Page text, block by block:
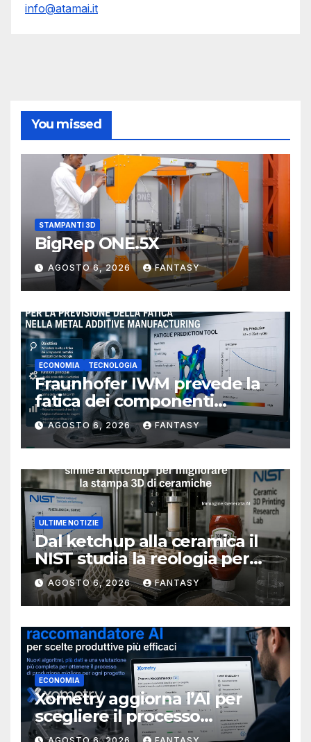
info@atamai.it
You missed
STAMPANTI 3D
BigRep ONE.5X
AGOSTO 6, 2026 FANTASY
ECONOMIA TECNOLOGIA
Fraunhofer IWM prevede la
fatica dei componenti
metallici stampati in 3D
AGOSTO 6, 2026 FANTASY
ULTIME NOTIZIE
Dal ketchup alla ceramica il
NIST studia la reologia per
rendere più affidabile la
stampa 3D
AGOSTO 6, 2026 FANTASY
ECONOMIA
Xometry aggiorna l’AI per
scegliere il processo
produttivo più adatto